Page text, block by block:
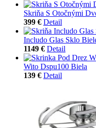
Skriňa S Otočnými
399 € Detail
Includo Glas Sklo
1149 € Detail
Wito Dspu100 Biela
139 € Detail